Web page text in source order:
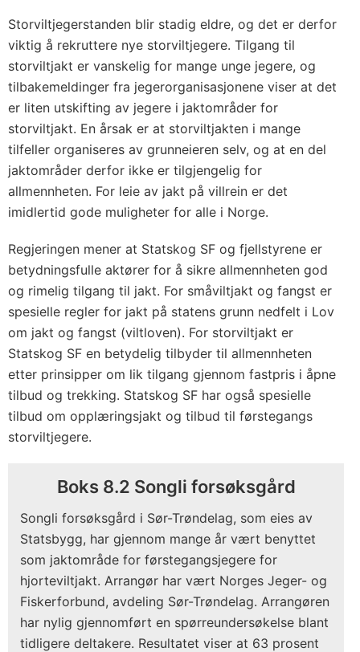
Storviltjegerstanden blir stadig eldre, og det er derfor
viktig å rekruttere nye storviltjegere. Tilgang til
storviltjakt er vanskelig for mange unge jegere, og
tilbakemeldinger fra jegerorganisasjonene viser at det
er liten utskifting av jegere i jaktområder for
storviltjakt. En årsak er at storviltjakten i mange
tilfeller organiseres av grunneieren selv, og at en del
jaktområder derfor ikke er tilgjengelig for
allmennheten. For leie av jakt på villrein er det
imidlertid gode muligheter for alle i Norge.
Regjeringen mener at Statskog SF og fjellstyrene er
betydningsfulle aktører for å sikre allmennheten god
og rimelig tilgang til jakt. For småviltjakt og fangst er
spesielle regler for jakt på statens grunn nedfelt i Lov
om jakt og fangst (viltloven). For storviltjakt er
Statskog SF en betydelig tilbyder til allmennheten
etter prinsipper om lik tilgang gjennom fastpris i åpne
tilbud og trekking. Statskog SF har også spesielle
tilbud om opplæringsjakt og tilbud til førstegangs
storviltjegere.
Boks 8.2 Songli forsøksgård
Songli forsøksgård i Sør-Trøndelag, som eies av
Statsbygg, har gjennom mange år vært benyttet
som jaktområde for førstegangsjegere for
hjorteviltjakt. Arrangør har vært Norges Jeger- og
Fiskerforbund, avdeling Sør-Trøndelag. Arrangøren
har nylig gjennomført en spørreundersøkelse blant
tidligere deltakere. Resultatet viser at 63 prosent